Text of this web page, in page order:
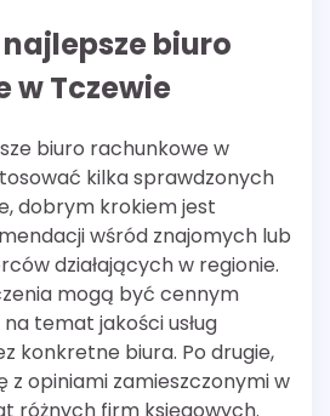
biuro
w Tczewie
biuro rachunkowe w
kilka sprawdzonych
dobrym krokiem jest
wśród znajomych lub
działających w regionie.
mogą być cennym
temat jakości usług
konkretne biura. Po drugie,
z opiniami zamieszczonymi w